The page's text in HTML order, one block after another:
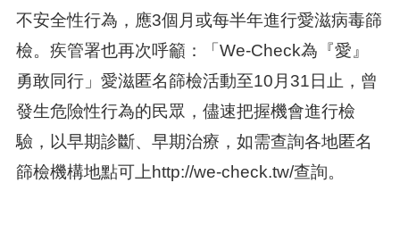
不安全性行為，應3個月或每半年進行愛滋病毒篩
檢。疾管署也再次呼籲：「We-Check為『愛』
勇敢同行」愛滋匿名篩檢活動至10月31日止，曾
發生危險性行為的民眾，儘速把握機會進行檢
驗，以早期診斷、早期治療，如需查詢各地匿名
篩檢機構地點可上http://we-check.tw/查詢。